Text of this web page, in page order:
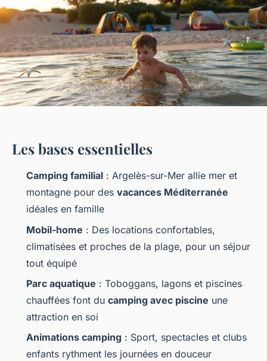
Les bases essentielles
Camping familial : Argelès-sur-Mer allie mer et
montagne pour des vacances Méditerranée
idéales en famille
Mobil-home : Des locations confortables,
climatisées et proches de la plage, pour un séjour
tout équipé
Parc aquatique : Toboggans, lagons et piscines
chauffées font du camping avec piscine une
attraction en soi
Animations camping : Sport, spectacles et clubs
enfants rythment les journées en douceur